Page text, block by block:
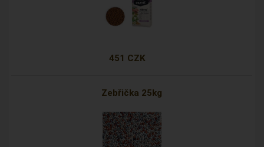
451 CZK
Zebřička 25kg